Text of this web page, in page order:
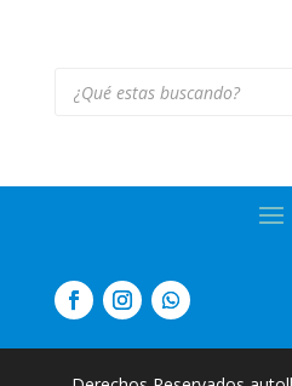
productos